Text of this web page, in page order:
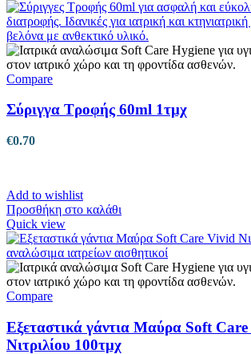
Compare
Σύριγγα Τροφής 60ml 1τμχ
€0.70
Add to wishlist
Προσθήκη στο καλάθι
Quick view
Compare
Εξεταστικά γάντια Μαύρα Soft
Νιτριλίου 100τμχ